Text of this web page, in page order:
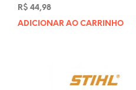
R$ 44,98
ADICIONAR AO CARRINHO